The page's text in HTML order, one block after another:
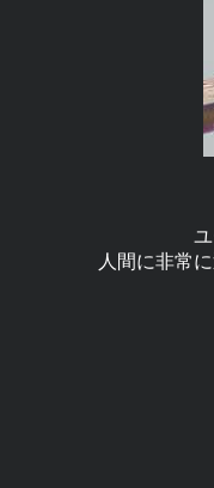
人間に非常